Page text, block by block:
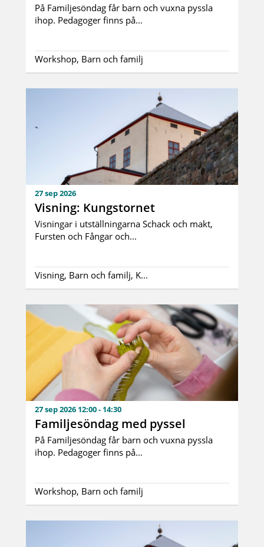
På Familjesöndag får barn och vuxna pyssla
ihop. Pedagoger finns på...
Workshop, Barn och familj
27 sep 2026
Visning: Kungstornet
Visningar i utställningarna Schack och makt,
Fursten och Fångar och...
Visning, Barn och familj, K...
27 sep 2026 12:00 - 14:30
Familjesöndag med pyssel
På Familjesöndag får barn och vuxna pyssla
ihop. Pedagoger finns på...
Workshop, Barn och familj